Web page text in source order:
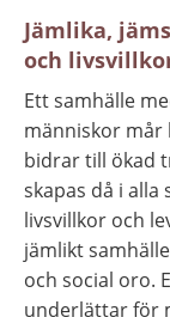
Jämlika,
och
Ett samhälle
människor mår
bidrar till ökad
skapas då i
livsvillkor och
jämlikt
och social oro.
underlättar för